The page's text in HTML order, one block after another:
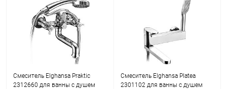
Смеситель Elghansa Praktic
2312660 для ванны с душем
Смеситель Elghansa Platea
2301102 для ванны с душем